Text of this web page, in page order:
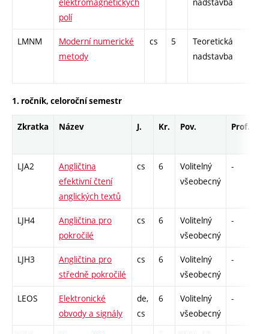
polí
LMNM
Moderní numerické
metody
cs 5
Teoretická
nadstavba
1. ročník, celoroční semestr
Zkratka Název J. Kr. Pov. Prof.
LJA2
Angličtina
efektivní čtení
anglických textů
cs 6
Volitelný
všeobecný
-
LJH4
Angličtina pro
pokročilé
cs 6
Volitelný
všeobecný
-
LJH3
Angličtina pro
středně pokročilé
cs 6
Volitelný
všeobecný
-
LEOS
Elektronické
obvody a signály
de,
cs
6
Volitelný
všeobecný
-